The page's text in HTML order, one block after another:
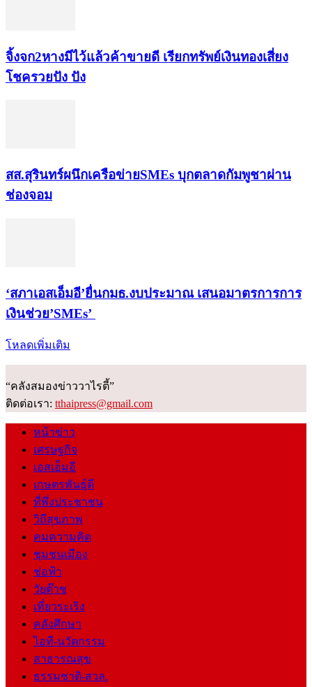
จิ้งจก​2​หาง​มีไว้แล้ว​ค้าขาย​ดี​ เรียก​ทรัพย์เงินทอง​เสี่ยง
โชค​รวยปัง​ ปัง​
สส.สุรินทร์ผนึกเครือข่ายSMEs บุกตลาดกัมพูชาผ่าน
ช่องจอม
‘สภาเอสเอ็มอี’ยื่นกมธ.งบประมาณ เสนอมาตรการการ
เงินช่วย’SMEs’
โหลดเพิ่มเติม
“คลังสมองข่าววาไรตี้”
ติดต่อเรา: tthaipress@gmail.com
หน้าข่าว
เศรษฐกิจ
เอสเอ็มอี
เกษตรพันธุ์ดี
ที่พึ่งประชาชน
วิถีสุขภาพ
คมความคิด
ชุมชนเมือง
ช่อฟ้า
วัยต๊าช
เที่ยวระเริง
คลังศึกษา
ไอที-นวัตกรรม
สาธารณสุข
ธรรมชาติ-สวล.